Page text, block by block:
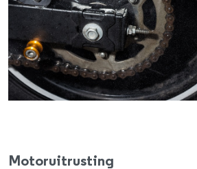
Motoruitrusting